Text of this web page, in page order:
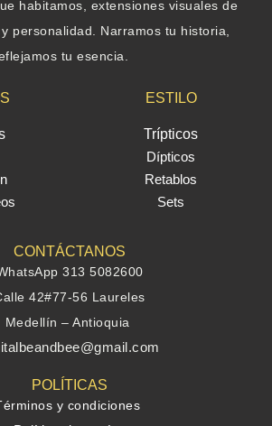
habitamos, extensiones visuales de
personalidad. Narramos tu historia,
tu esencia.
ESTILO
Trípticos
Dípticos
Retablos
Sets
CONTÁCTANOS
313 5082600
42#77-56 Laureles
Medellín – Antioquia
POLÍTICAS
y condiciones